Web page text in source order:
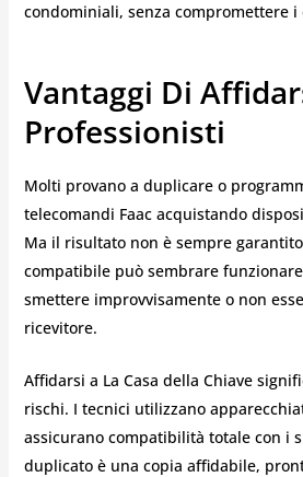
condominiali, senza compromettere
Vantaggi Di
Professionisti
Molti provano a duplicare o
telecomandi Faac acquistando
Ma il risultato non è sempre
compatibile può sembrare
smettere improvvisamente o non
ricevitore.
Affidarsi a La Casa della Chiave
rischi. I tecnici utilizzano
assicurano compatibilità totale con i
duplicato è una copia affidabile,